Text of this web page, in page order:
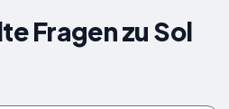
Fragen zu Sol